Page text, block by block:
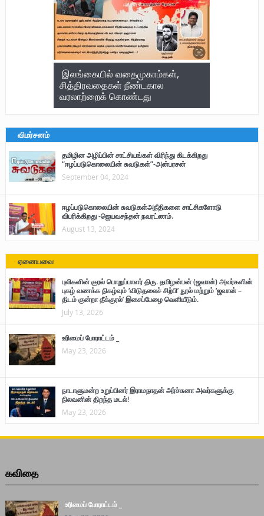
இலங்கையில் வதைமுகாம்கள்,
சித்திரவதைகள் நீண்டகால
வரலாற்றைக் கொண்டது
விமர்சனம்
தமிழின அழிப்பின் சாட்சியங்கள் விரிந்து கிடக்கிறது
“ஈழப்படுகொலையின் சுவடுகள்”-அன்பரசன்
September 04, 2024
ஈழப்படுகொலையின் சுவடுகள்அநீதிகளை சாட்சிகளோடு
விபரிக்கிறது -ஜெயவசந்தன் நவரட்ணம்.
August 13, 2024
ஏனையவை
புலிகளின் குரல் பொறுப்பாளர் திரு. தமிழன்பன் (ஜவான்) அவர்களின்
புகழ் வணக்க நிகழ்வும் ‘விடுதலைச் சிற்பி’ நூல் மற்றும் ‘ஜவான் –
திடம் குன்றா தீக்குரல்’ இசைப்பேழை வெளியீடும்.
July 13, 2026
உரிமைப் போராட்டம் _
May 23, 2026
நாடாளுமன்ற உறுப்பினர் இராமநாதன் அர்ச்சுனா அவர்களுக்கு
நிலவனின் திறந்த மடல்!
May 23, 2026
கவிதை
உரிமைப் போராட்டம் _